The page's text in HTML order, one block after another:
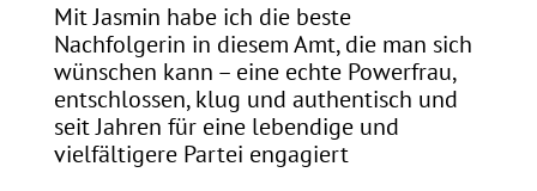
Mit Jasmin habe ich die beste
Nachfolgerin in diesem Amt, die man sich
wünschen kann – eine echte Powerfrau,
entschlossen, klug und authentisch und
seit Jahren für eine lebendige und
vielfältigere Partei engagiert